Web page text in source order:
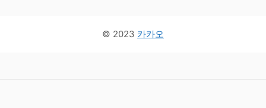
© 2023 카카오